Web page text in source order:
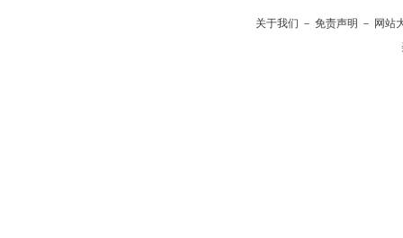
关于我们 － 免责声明 － 网站